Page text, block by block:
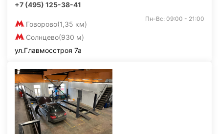
+7 (495) 125-38-41
Говорово(1,35 км)
Солнцево(930 м)
Пн-Вс: 09:00 - 21:00
ул.Главмосстроя 7а